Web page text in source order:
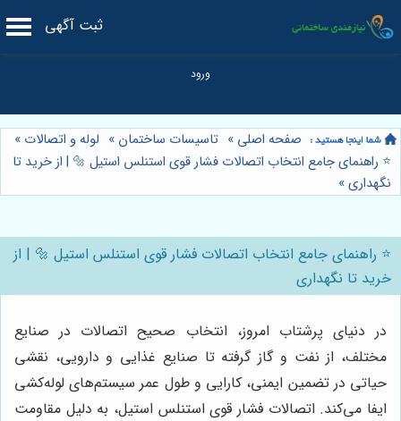
ثبت آگهی
صفحه اصلی » تاسیسات ساختمان » لوله و اتصالات »
⭐️ راهنمای جامع انتخاب اتصالات فشار قوی استنلس استیل 🔩 | از خرید تا
نگهداری»
⭐️ راهنمای جامع انتخاب اتصالات فشار قوی استنلس استیل 🔩 | از
خرید تا نگهداری
در دنیای پرشتاب امروز، انتخاب صحیح اتصالات در صنایع
مختلف، از نفت و گاز گرفته تا صنایع غذایی و دارویی، نقشی
حیاتی در تضمین ایمنی، کارایی و طول عمر سیستم‌های لوله‌کشی
ایفا می‌کند. اتصالات فشار قوی استنلس استیل، به دلیل مقاومت